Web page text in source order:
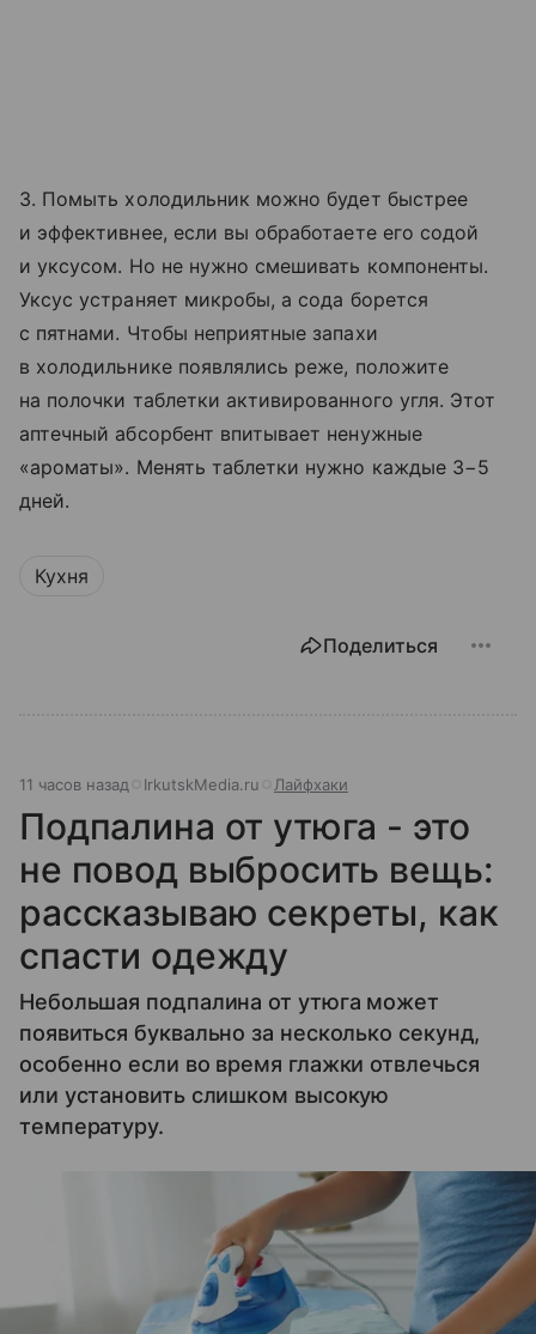
3. Помыть холодильник можно будет быстрее
и эффективнее, если вы обработаете его содой
и уксусом. Но не нужно смешивать компоненты.
Уксус устраняет микробы, а сода борется
с пятнами. Чтобы неприятные запахи
в холодильнике появлялись реже, положите
на полочки таблетки активированного угля. Этот
аптечный абсорбент впитывает ненужные
«ароматы». Менять таблетки нужно каждые 3−5
дней.
Кухня
Поделиться
11 часов назад IrkutskMedia.ru Лайфхаки
Подпалина от утюга - это
не повод выбросить вещь:
рассказываю секреты, как
спасти одежду
Небольшая подпалина от утюга может
появиться буквально за несколько секунд,
особенно если во время глажки отвлечься
или установить слишком высокую
температуру.